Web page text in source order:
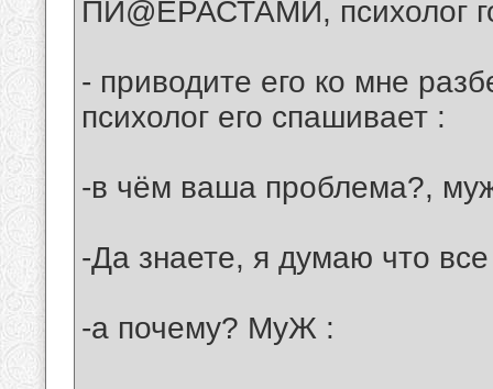
ПИ@ЕРАСТАМИ, психолог
- приводите его ко мне
психолог его спашивает :
-в чём ваша проблема?,
-Да знаете, я думаю что
-а почему? МуЖ :